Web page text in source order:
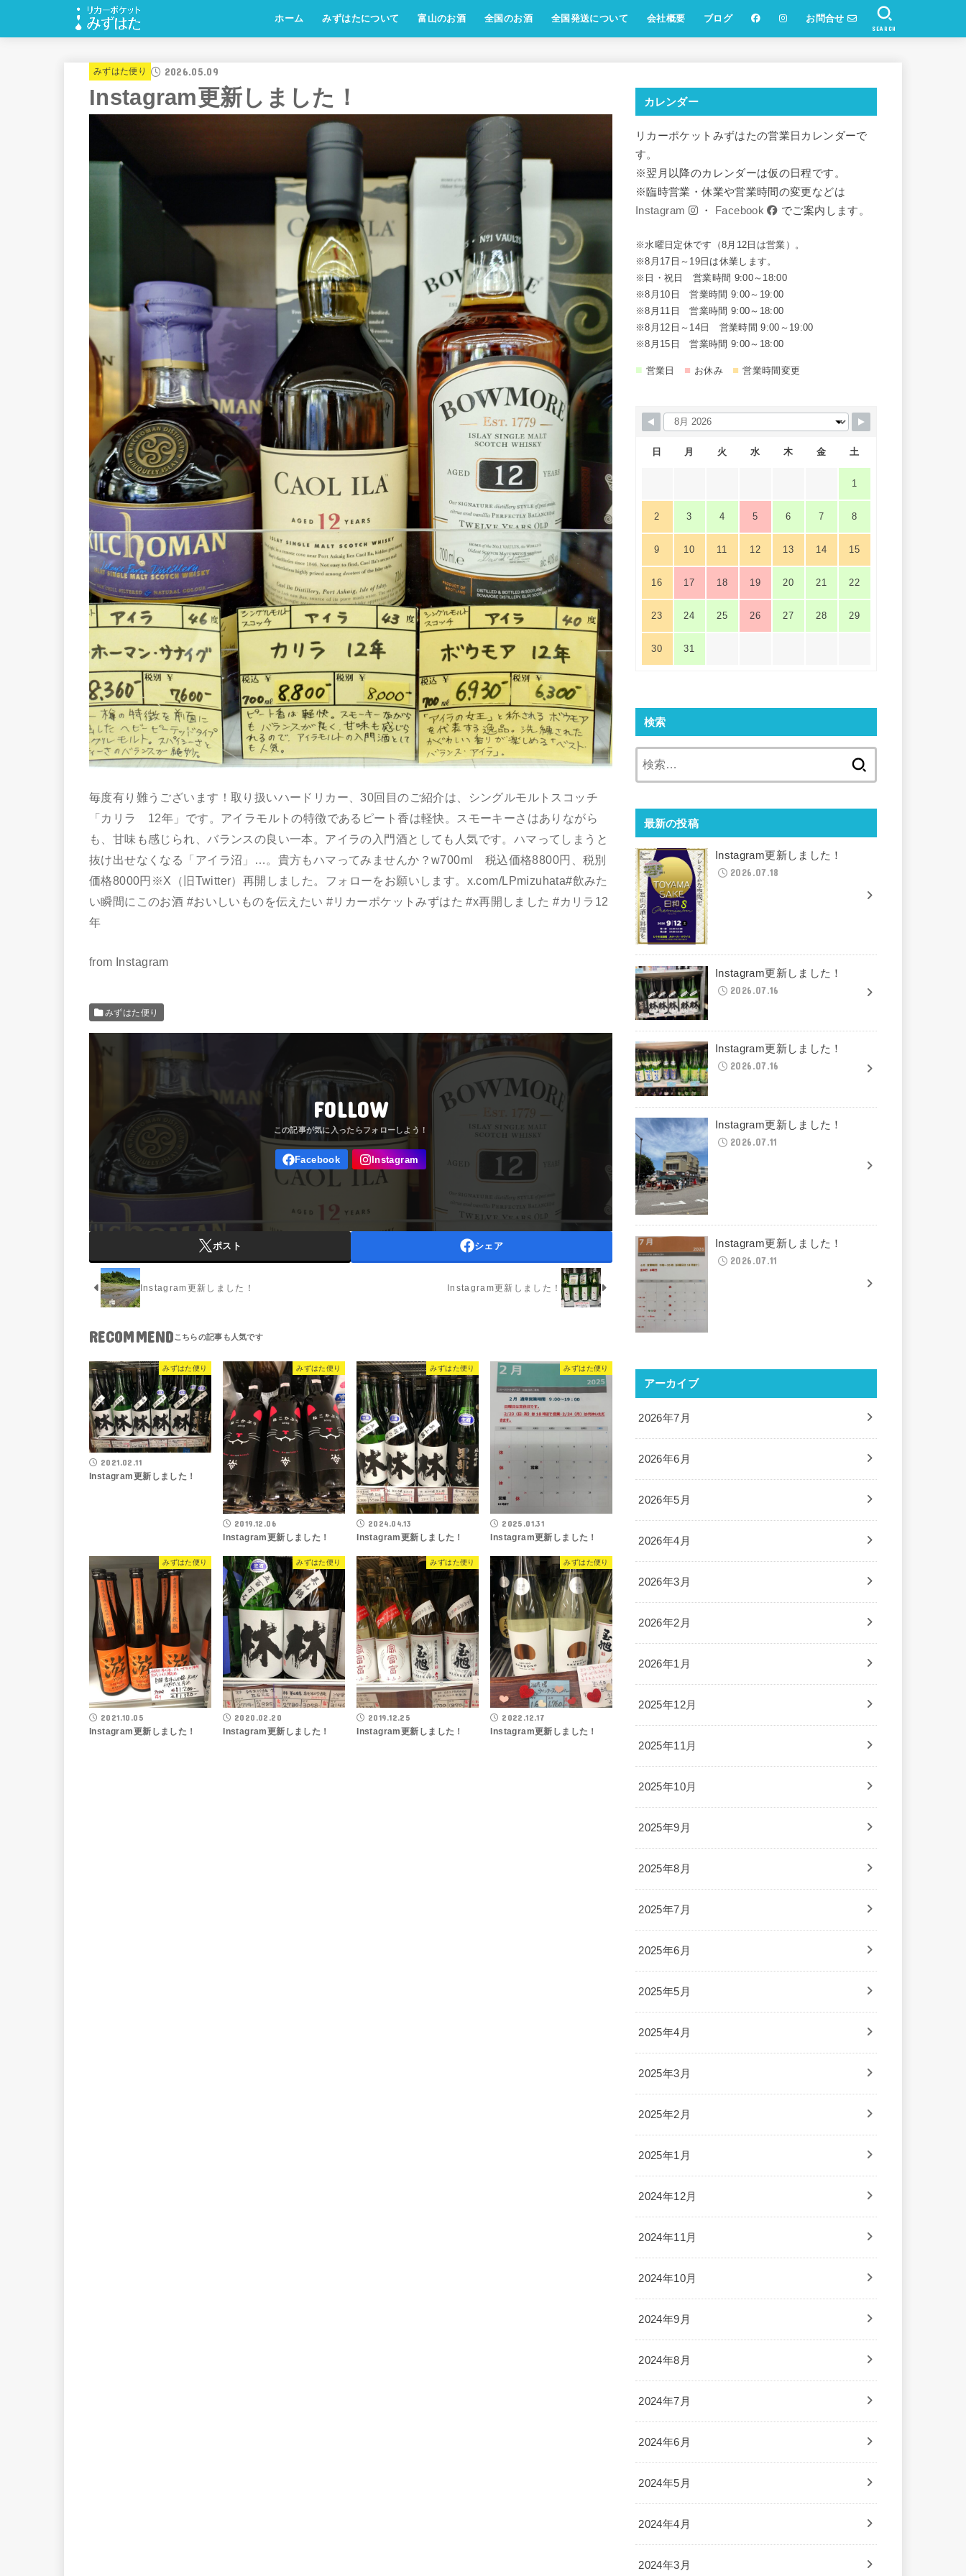
ホーム みずはたについて 富山のお酒 全国のお酒 全国発送について 会社概要 ブログ お問合せ
SEARCH
みずはた便り 2026.05.09
Instagram更新しました！
毎度有り難うございます！取り扱いハードリカー、30回目のご紹介は、シングルモルトスコッチ
「カリラ 12年」です。アイラモルトの特徴であるピート香は軽快。スモーキーさはありながら
も、甘味も感じられ、バランスの良い一本。アイラの入門酒としても人気です。ハマってしまうと
抜け出せなくなる「アイラ沼」…。貴方もハマってみませんか？w700ml 税込価格8800円、税別
価格8000円※X（旧Twitter）再開しました。フォローをお願いします。x.com/LPmizuhata#飲みた
い瞬間にこのお酒 #おいしいものを伝えたい #リカーポケットみずはた #x再開しました #カリラ12
年
from Instagram
みずはた便り
FOLLOW
ポスト シェア
Instagram更新しました！ Instagram更新しました！
RECOMMEND
みずはた便り
2021.02.11
Instagram更新しました！
みずはた便り
2019.12.06
Instagram更新しました！
みずはた便り
2024.04.13
Instagram更新しました！
みずはた便り
2025.01.31
Instagram更新しました！
みずはた便り
2021.10.05
Instagram更新しました！
みずはた便り
2020.02.20
Instagram更新しました！
みずはた便り
2019.12.25
Instagram更新しました！
みずはた便り
2022.12.17
Instagram更新しました！
カレンダー
リカーポケットみずはたの営業日カレンダーで
す。
※翌月以降のカレンダーは仮の日程です。
※臨時営業・休業や営業時間の変更などは
Instagram
・ Facebook でご案内します。
※水曜日定休です（8月12日は営業）。
※8月17日～19日は休業します。
※日・祝日 営業時間 9:00～18:00
※8月10日 営業時間 9:00～19:00
※8月11日 営業時間 9:00～18:00
※8月12日～14日 営業時間 9:00～19:00
※8月15日 営業時間 9:00～18:00
■ 営業日 ■ お休み ■ 営業時間変更
日 月 火 水 木 金 土
1
2 3 4 5 6 7 8
9 10 11 12 13 14 15
16 17 18 19 20 21 22
23 24 25 26 27 28 29
30 31
検索
最新の投稿
Instagram更新しました！
2026.07.18
Instagram更新しました！
2026.07.16
Instagram更新しました！
2026.07.16
Instagram更新しました！
2026.07.11
Instagram更新しました！
2026.07.11
アーカイブ
2026年7月
2026年6月
2026年5月
2026年4月
2026年3月
2026年2月
2026年1月
2025年12月
2025年11月
2025年10月
2025年9月
2025年8月
2025年7月
2025年6月
2025年5月
2025年4月
2025年3月
2025年2月
2025年1月
2024年12月
2024年11月
2024年10月
2024年9月
2024年8月
2024年7月
2024年6月
2024年5月
2024年4月
2024年3月